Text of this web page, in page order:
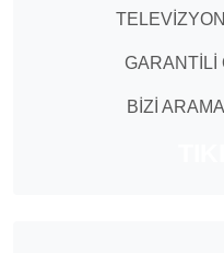
GARANTİLİ
BİZİ